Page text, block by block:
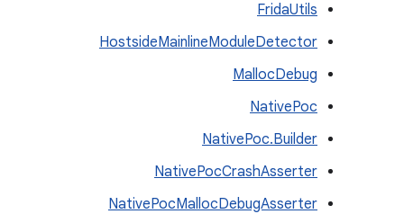
FridaUtils
HostsideMainlineModuleDetector
MallocDebug
NativePoc
NativePoc.Builder
NativePocCrashAsserter
NativePocMallocDebugAsserter